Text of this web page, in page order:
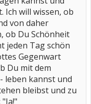
Ich will wissen, ob
von daher
ob Du Schönheit
jeden Tag schön
Gegenwart
Du mit dem
leben kannst und
bleibst und zu